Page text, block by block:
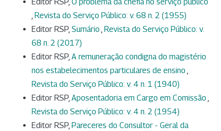
Editor RSP, O problema da chefia no serviço público
, Revista do Serviço Público: v. 68 n. 2 (1955)
Editor RSP, Sumário , Revista do Serviço Público: v.
68 n. 2 (2017)
Editor RSP, A remuneração condigna do magistério
nos estabelecimentos particulares de ensino ,
Revista do Serviço Público: v. 4 n. 1 (1940)
Editor RSP, Aposentadoria em Cargo em Comissão ,
Revista do Serviço Público: v. 4 n. 2 (1954)
Editor RSP, Pareceres do Consultor - Geral da